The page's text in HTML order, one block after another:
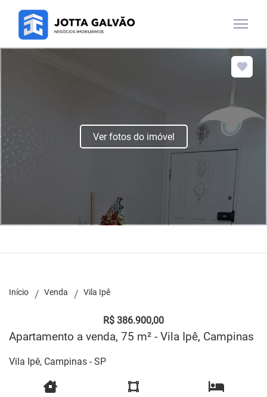
menu
Ver fotos do imóvel
Início Venda Vila Ipê
R$ 386.900,00
Apartamento a venda, 75 m² - Vila Ipê, Campinas
Vila Ipê, Campinas - SP